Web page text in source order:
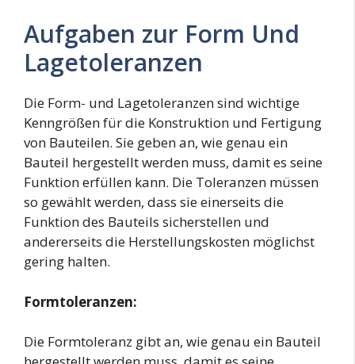
Aufgaben zur Form Und
Lagetoleranzen
Die Form- und Lagetoleranzen sind wichtige
Kenngrößen für die Konstruktion und Fertigung
von Bauteilen. Sie geben an, wie genau ein
Bauteil hergestellt werden muss, damit es seine
Funktion erfüllen kann. Die Toleranzen müssen
so gewählt werden, dass sie einerseits die
Funktion des Bauteils sicherstellen und
andererseits die Herstellungskosten möglichst
gering halten.
Formtoleranzen:
Die Formtoleranz gibt an, wie genau ein Bauteil